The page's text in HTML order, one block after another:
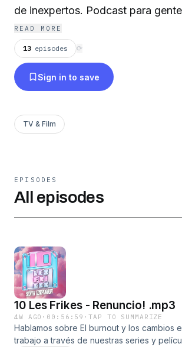
de inexpertos. Podcast para
todo el tiempo apurada y nunca
normales de conversación.
READ MORE
13 episodes ⟳
Sign in to save
TV & Film
EPISODES
All episodes
10 Les Frikes - Renuncio! .mp3
4W AGO · 00:56:59 ·TAP TO SUMMARIZE
Hablamos sobre El burnout y los cambios
trabajo a través de nuestras series y